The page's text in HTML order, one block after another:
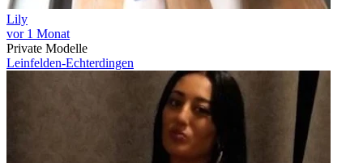
Lily
vor 1 Monat
Private Modelle
Leinfelden-Echterdingen